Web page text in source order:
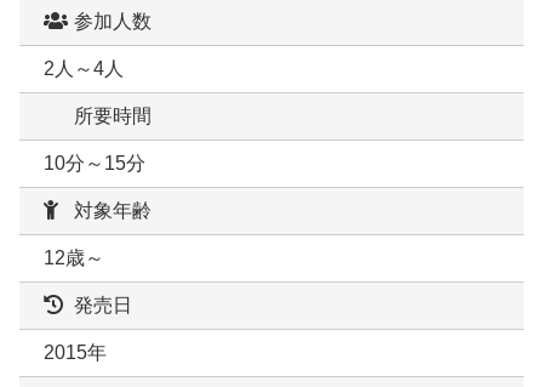
参加人数
2人～4人
所要時間
10分～15分
対象年齢
12歳～
発売日
2015年